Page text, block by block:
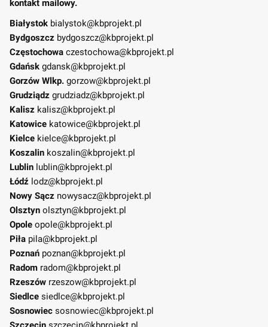
kontakt mailowy.
Białystok bialystok@kbprojekt.pl
Bydgoszcz bydgoszcz@kbprojekt.pl
Częstochowa czestochowa@kbprojekt.pl
Gdańsk gdansk@kbprojekt.pl
Gorzów Wlkp. gorzow@kbprojekt.pl
Grudziądz grudziadz@kbprojekt.pl
Kalisz kalisz@kbprojekt.pl
Katowice katowice@kbprojekt.pl
Kielce kielce@kbprojekt.pl
Koszalin koszalin@kbprojekt.pl
Lublin lublin@kbprojekt.pl
Łódź lodz@kbprojekt.pl
Nowy Sącz nowysacz@kbprojekt.pl
Olsztyn olsztyn@kbprojekt.pl
Opole opole@kbprojekt.pl
Piła pila@kbprojekt.pl
Poznań poznan@kbprojekt.pl
Radom radom@kbprojekt.pl
Rzeszów rzeszow@kbprojekt.pl
Siedlce siedlce@kbprojekt.pl
Sosnowiec sosnowiec@kbprojekt.pl